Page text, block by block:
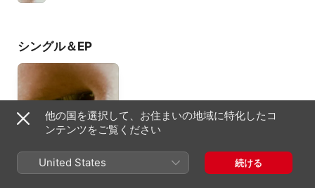
シングル＆EP
CHIRONS - EP
他の国を選択して、お住まいの地域に特化したコ
ンテンツをご覧ください
United States 続ける